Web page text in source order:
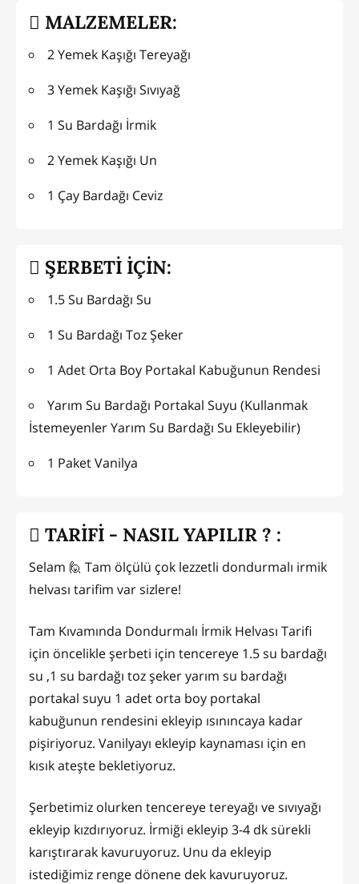
MALZEMELER:
2 Yemek Kaşığı Tereyağı
3 Yemek Kaşığı Sıvıyağ
1 Su Bardağı İrmik
2 Yemek Kaşığı Un
1 Çay Bardağı Ceviz
ŞERBETİ İÇİN:
1.5 Su Bardağı Su
1 Su Bardağı Toz Şeker
1 Adet Orta Boy Portakal Kabuğunun Rendesi
Yarım Su Bardağı Portakal Suyu (Kullanmak
İstemeyenler Yarım Su Bardağı Su Ekleyebilir)
1 Paket Vanilya
TARİFİ - NASIL YAPILIR ? :
Selam 🙋 Tam ölçülü çok lezzetli dondurmalı irmik
helvası tarifim var sizlere!
Tam Kıvamında Dondurmalı İrmik Helvası Tarifi
için öncelikle şerbeti için tencereye 1.5 su bardağı
su ,1 su bardağı toz şeker yarım su bardağı
portakal suyu 1 adet orta boy portakal
kabuğunun rendesini ekleyip ısınıncaya kadar
pişiriyoruz. Vanilyayı ekleyip kaynaması için en
kısık ateşte bekletiyoruz.
Şerbetimiz olurken tencereye tereyağı ve sıvıyağı
ekleyip kızdırıyoruz. İrmiği ekleyip 3-4 dk sürekli
karıştırarak kavuruyoruz. Unu da ekleyip
istediğimiz renge dönene dek kavuruyoruz.